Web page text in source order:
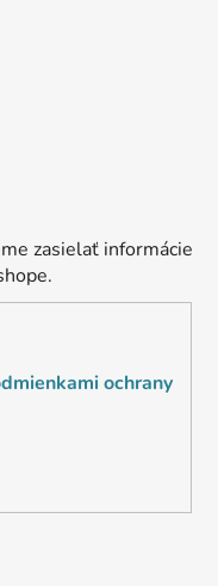
zasielať informácie
ochrany